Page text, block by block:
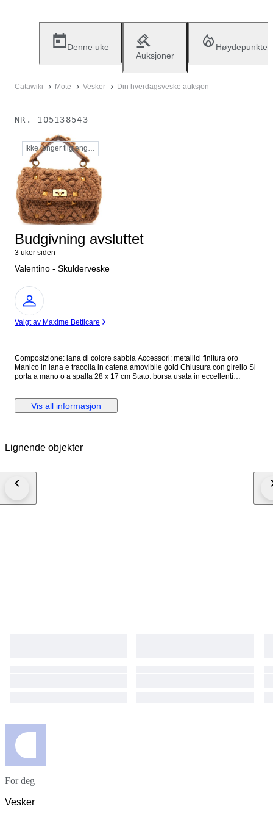
Denne uke
Auksjoner
Høydepunkter
Catawiki Mote Vesker Din hverdagsveske auksjon
NR. 105138543
Ikke lenger tilgjengelig
Budgivning avsluttet
3 uker siden
Valentino - Skulderveske
Ekspert
Valgt av Maxime Betticare
Composizione: lana di colore sabbia Accessori: metallici finitura oro
Manico in lana e tracolla in catena amovibile gold Chiusura con girello Si
porta a mano o a spalla 28 x 17 cm Stato: borsa usata in eccellenti
Vis all informasjon
Lignende objekter
For deg
Vesker